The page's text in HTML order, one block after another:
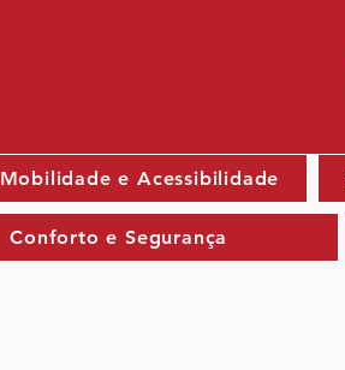
Mobilidade e Acessibilidade
Conforto e Segurança